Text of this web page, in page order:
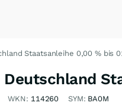
Staatsanleihe 0,00 % bis
WKN: 114260 SYM: BA0M